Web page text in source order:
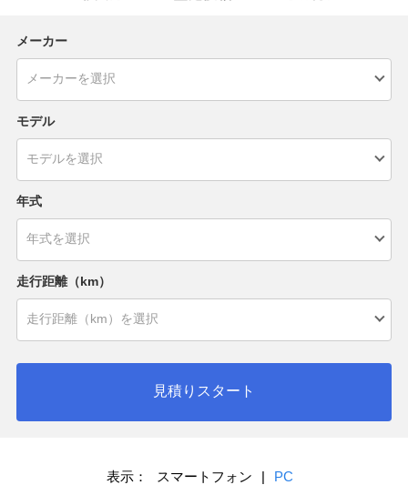
メーカー
モデル
年式
走行距離（km）
見積りスタート
表示： スマートフォン | PC